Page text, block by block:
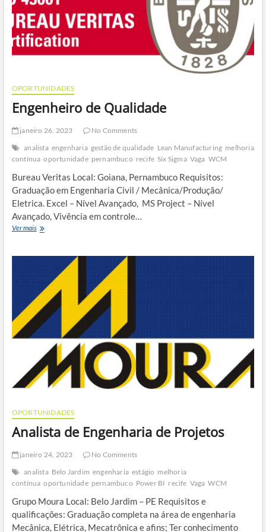
OPORTUNIDADES
Engenheiro de Qualidade
janeiro 26, 2023
No Comments
analista engenharia gestão de qualidade Lean Manufacturing melhoria
contínua oportunidade pernambuco recife Six Sigma Vaga WCM
Bureau Veritas Local: Goiana, Pernambuco Requisitos:
Graduação em Engenharia Civil / Mecânica/Produção/
Eletrica. Excel – Nível Avançado, MS Project – Nível
Avançado, Vivência em controle…
Ver maisEngenheiro
OPORTUNIDADES
Analista de Engenharia de Projetos
janeiro 24, 2023
No Comments
analista Belo Jardim engenharia estágio melhoria
contínua oportunidade pernambuco Power BI recife Vaga WCM
Grupo Moura Local: Belo Jardim – PE Requisitos e
qualificações: Graduação completa na área de engenharia
Mecânica, Elétrica, Mecatrônica e afins; Ter conhecimento